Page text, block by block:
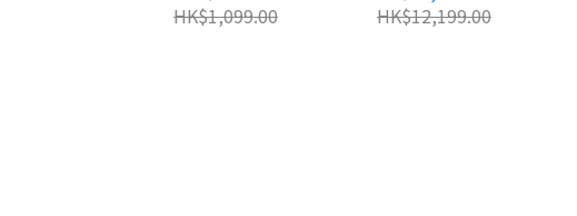
手續費
HK$1,099.00
HK$12,199.00